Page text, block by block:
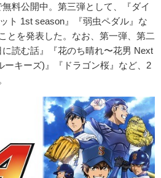
料公開中。第三弾として、『ダイ
ト 1st season』『弱⾍ペダル』な
とを発表した。なお、第⼀弾、第⼆
読む話』『花のち晴れ〜花男 Next
ーキーズ)』『ドラゴン桜』など、2